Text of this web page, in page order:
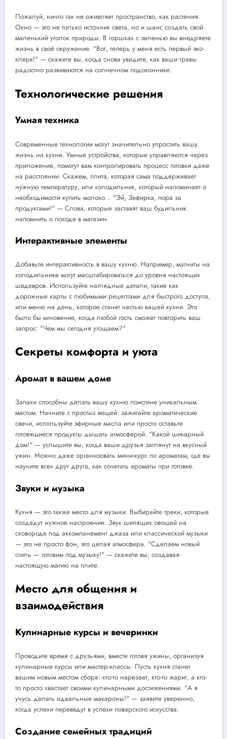
Пожалуй, ничто так не оживляет пространство, как растения.
Окно — это не только источник света, но и шанс создать свой
маленький уголок природы. В горшках с зеленью вы внедряете
жизнь в своё окружение. "Вот, теперь у меня есть первый эко-
клерк!" — скажете вы, когда снова увидите, как ваши травы
радостно развиваются на солнечном подоконнике.
Технологические решения
Умная техника
Современные технологии могут значительно упростить вашу
жизнь на кухне. Умные устройства, которые управляются через
приложение, помогут вам контролировать процесс готовки даже
на расстоянии. Скажем, плита, которая сама поддерживает
нужную температуру, или холодильник, который напоминает о
необходимости купить молоко… "Эй, Зефирка, пора за
продуктами!" — Слова, которые заставят ваш будильник
напомнить о походе в магазин.
Интерактивные элементы
Добавьте интерактивность в вашу кухню. Например, магниты на
холодильнике могут масштабироваться до уровня настоящих
шедевров. Используйте наглядные детали, такие как
дорожные карты с любимыми рецептами для быстрого доступа,
или меню на день, которое станет частью вашей кухни. Это
было бы мгновение, когда любой гость сможет повторить ваш
запрос: "Чем мы сегодня угощаем?"
Секреты комфорта и уюта
Аромат в вашем доме
Запахи способны делать вашу кухню поистине уникальным
местом. Начните с простых вещей: зажигайте ароматические
свечи, используйте эфирные масла или просто оставьте
готовящиеся продукты дышать атмосферой. "Какой шикарный
дом!" — услышите вы, когда ваши друзья заглянут на вкусный
ужин. Можно даже организовать мини-курс по ароматам, где вы
научите всех друг друга, как сочетать ароматы при готовке.
Звуки и музыка
Кухня — это также место для музыки. Выбирайте треки, которые
создадут нужное настроение. Звук шипящих овощей на
сковороде под аккомпанемент джаза или классической музыки
— это не просто фон, это целая атмосфера. "Сделаем новый
стиль — готовим под музыку!" — скажете вы, создавая
настоящую магию на плите.
Место для общения и
взаимодействия
Кулинарные курсы и вечеринки
Проводите время с друзьями, вместе готовя ужины, организуя
кулинарные курсы или мастер-классы. Пусть кухня станет
вашим новым местом сбора: кто-то нарезает, кто-то жарит, а кто-
то просто хвастает своими кулинарными достижениями. "А я
учусь делать идеальные макароны!" — заявите уверенно,
когда успехи переведут в успехи поварского искусства.
Создание семейных традиций